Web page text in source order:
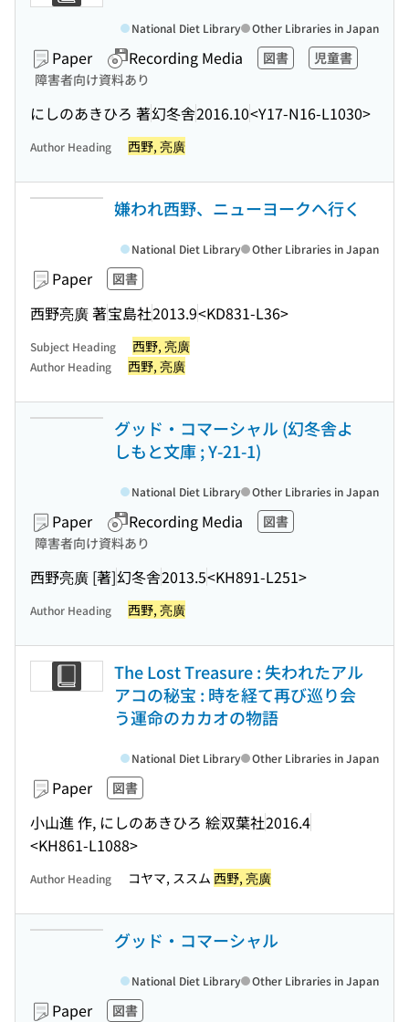
Paper Recording Media 図書
児童書
障害者向け資料あり
にしのあきひろ 著幻冬舎2016.10<Y17-N16-L1030>
National Diet Library Other Libraries in Japan
Author Heading 西野, 亮廣
嫌われ西野、ニューヨークへ行く
Paper 図書
西野亮廣 著宝島社2013.9<KD831-L36>
National Diet Library Other Libraries in Japan
Subject Heading 西野, 亮廣
Author Heading 西野, 亮廣
グッド・コマーシャル (幻冬舎よ
しもと文庫 ; Y-21-1)
Paper Recording Media
図書
障害者向け資料あり
西野亮廣 [著]幻冬舎2013.5<KH891-L251>
National Diet Library Other Libraries in Japan
Author Heading 西野, 亮廣
The Lost Treasure : 失われたアル
アコの秘宝 : 時を経て再び巡り会
う運命のカカオの物語
Paper 図書
小山進 作, にしのあきひろ 絵双葉社2016.4
<KH861-L1088>
National Diet Library Other Libraries in Japan
Author Heading コヤマ, ススム 西野, 亮廣
グッド・コマーシャル
Paper 図書
National Diet Library Other Libraries in Japan